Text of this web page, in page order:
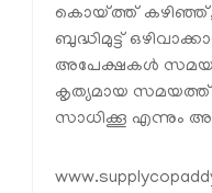
കൊയ്ത്ത് കഴിഞ്ഞ്,
ബുദ്ധിമുട്ട്
അപേക്ഷകള്‍
കൃത്യമായ സമയത്ത്
സാധിക്കൂ എന്നും